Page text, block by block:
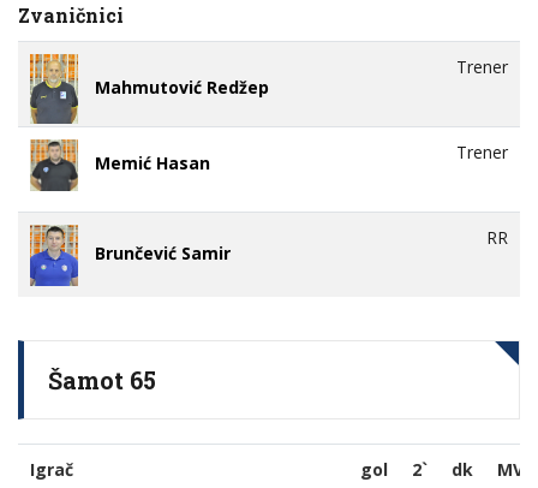
Zvaničnici
Mahmutović Redžep
Trener
Memić Hasan Trener
Brunčević Samir
RR
Šamot 65
Igrač gol 2` dk MVP